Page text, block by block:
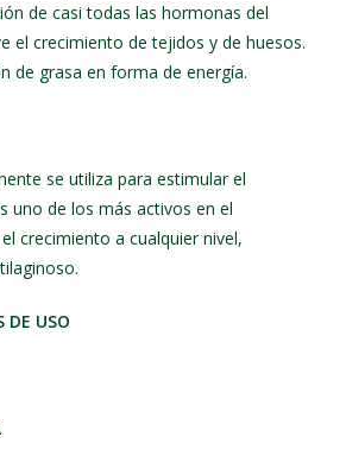
de casi todas las hormonas del
el crecimiento de tejidos y de huesos.
de grasa en forma de energía.
se utiliza para estimular el
uno de los más activos en el
crecimiento a cualquier nivel,
DE USO